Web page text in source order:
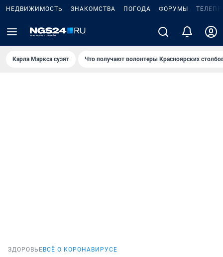
НЕДВИЖИМОСТЬ ЗНАКОМСТВА ПОГОДА ФОРУМЫ
Карла Маркса сузят Что получают волонтеры Красноярских
ЗДОРОВЬЕ ВСЁ О КОРОНАВИРУСЕ